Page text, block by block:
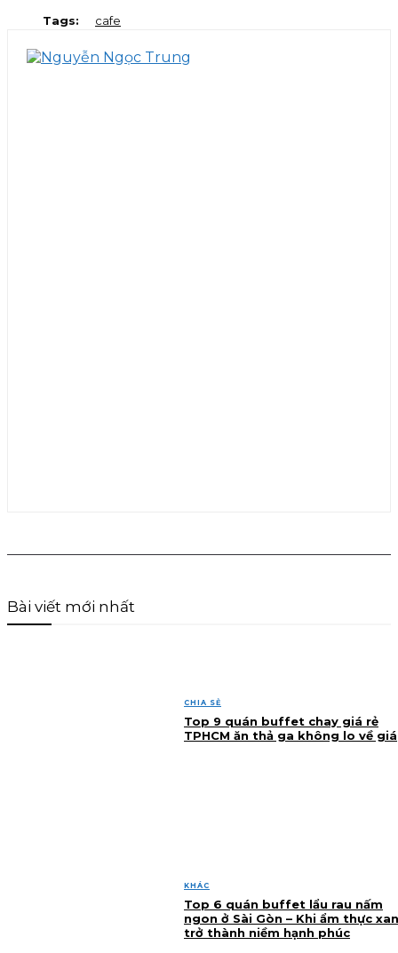
Tags: cafe
Bài viết mới nhất
CHIA SẺ
Top 9 quán buffet chay giá rẻ
TPHCM ăn thả ga không lo về giá
KHÁC
Top 6 quán buffet lẩu rau nấm
ngon ở Sài Gòn – Khi ẩm thực
trở thành niềm hạnh phúc